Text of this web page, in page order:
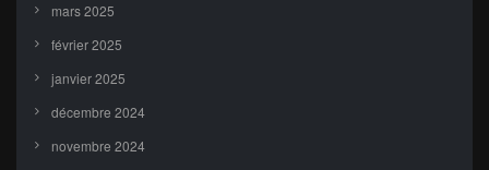
mars 2025
février 2025
janvier 2025
décembre 2024
novembre 2024